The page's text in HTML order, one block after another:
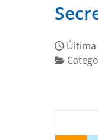
Última